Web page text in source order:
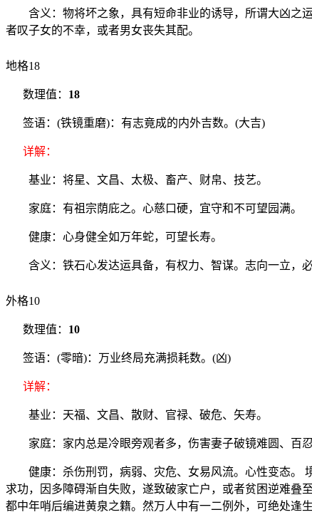
含义：物将坏之象，具有短命非业的诱导，所谓大凶之运
者叹子女的不幸，或者男女丧失其配。
地格18
数理值： 18
签语：(铁镜重磨)：有志竟成的内外吉数。(大吉)
详解：
基业：将星、文昌、太极、畜产、财帛、技艺。
家庭：有祖宗荫庇之。心慈口硬，宜守和不可望园满。
健康：心身健全如万年蛇，可望长寿。
含义：铁石心发达运具备，有权力、智谋。志向一立，必
外格10
数理值： 10
签语：(零暗)：万业终局充满损耗数。(凶)
详解：
基业：天福、文昌、散财、官禄、破危、矢寿。
家庭：家内总是冷眼旁观者多，伤害妻子破镜难圆、百忍
健康：杀伤刑罚，病弱、灾危、女易风流。心性变态。
求功，因多障碍渐自失败，遂致破家亡户，或者贫困逆难叠
都中年哨后编进黄泉之籍。然万人中有一二例外，可绝处逢生